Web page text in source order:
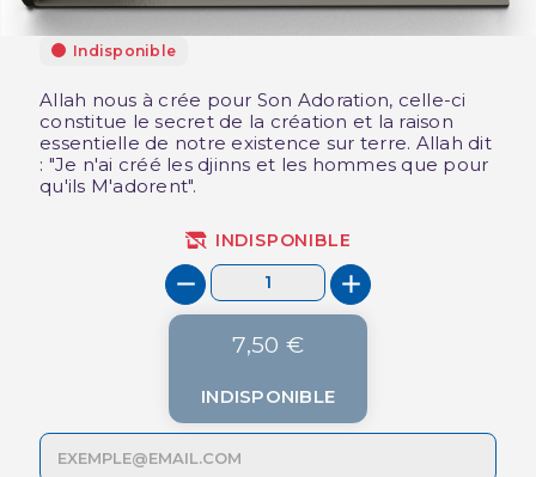
Indisponible
Allah nous à crée pour Son Adoration, celle-ci
constitue le secret de la création et la raison
essentielle de notre existence sur terre. Allah dit
: "Je n'ai créé les djinns et les hommes que pour
qu'ils M'adorent".
INDISPONIBLE
7,50 €
INDISPONIBLE